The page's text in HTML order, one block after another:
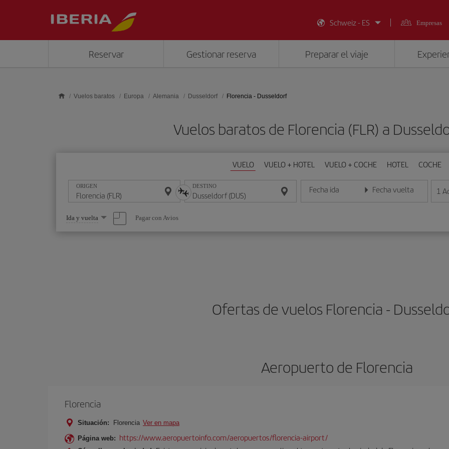
Schweiz - ES
Empresas
Reservar Gestionar reserva Preparar el viaje
Vuelos baratos Europa Alemania Dusseldorf Florencia - Dusseldorf
Vuelos baratos de Florencia (FLR) a
VUELO VUELO + HOTEL VUELO + COCHE HOTEL COCHE
ORIGEN DESTINO Fecha ida
Introduce la fecha en formato día/mes/año
Fecha vuelta
Introduce la fecha en 1
Seleccione
una
opción
Ida y vuelta Pagar con Avios
Ofertas de vuelos Florencia -
Aeropuerto de Florencia
Florencia
Situación: Florencia Ver en mapa
Página web: https://www.aeropuertoinfo.com/aeropuertos/florencia-airport/